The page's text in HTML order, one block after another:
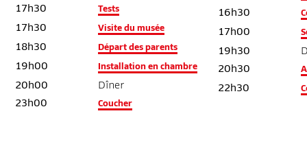
17h30 Tests
17h30 Visite du musée
18h30 Départ des parents
19h00 Installation en chambre
20h00
Dîner
23h00
Coucher
16h30
17h00
19h30
20h30
22h30